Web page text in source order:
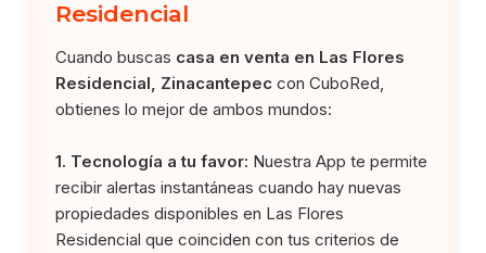
Residencial
Cuando buscas casa en venta en Las Flores
Residencial, Zinacantepec con CuboRed,
obtienes lo mejor de ambos mundos:
1. Tecnología a tu favor: Nuestra App te permite
recibir alertas instantáneas cuando hay nuevas
propiedades disponibles en Las Flores
Residencial que coinciden con tus criterios de